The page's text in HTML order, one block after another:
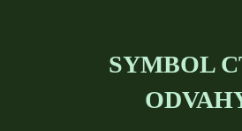
SYMBOL